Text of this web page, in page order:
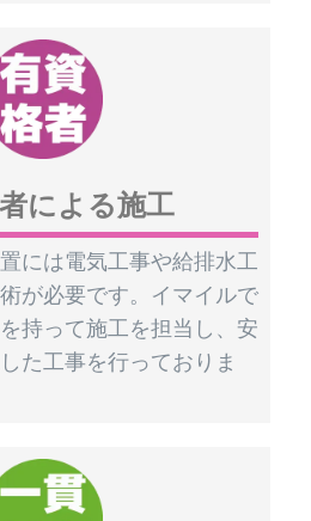
による施工
には電気工事や給排水工
が必要です。イマイルで
持って施工を担当し、安
た工事を行っておりま